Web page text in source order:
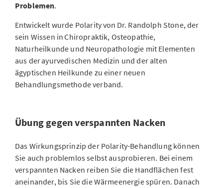
Problemen.
Entwickelt wurde Polarity von Dr. Randolph Stone, der
sein Wissen in Chiropraktik, Osteopathie,
Naturheilkunde und Neuropathologie mit Elementen
aus der ayurvedischen Medizin und der alten
ägyptischen Heilkunde zu einer neuen
Behandlungsmethode verband.
Übung gegen verspannten Nacken
Das Wirkungsprinzip der Polarity-Behandlung können
Sie auch problemlos selbst ausprobieren. Bei einem
verspannten Nacken reiben Sie die Handflächen fest
aneinander, bis Sie die Wärmeenergie spüren. Danach